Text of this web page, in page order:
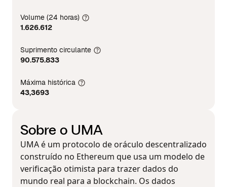
Volume (24 horas)
1.626.612
Suprimento circulante
90.575.833
Máxima histórica
43,3693
Sobre o UMA
UMA é um protocolo de oráculo descentralizado
construído no Ethereum que usa um modelo de
verificação otimista para trazer dados do
mundo real para a blockchain. Os dados